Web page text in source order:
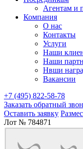
Агентам и
Компания
О нас
Контакты
Услуги
Наши
Наши
Нвши
Вакансии
+7 (495) 822-58-78
Заказать обратный
Оставить заявку
Лот № 784871